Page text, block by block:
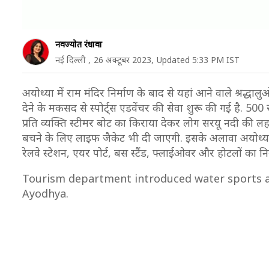
नवज्योत रंधावा
नई दिल्ली , 26 अक्टूबर 2023, Updated 5:33 PM IST
अयोध्या में राम मंदिर निर्माण के बाद से यहां आने वाले
देने के मकसद से स्पोर्ट्स एडवेंचर की सेवा शुरू की गई है. 500
प्रति व्यक्ति स्टीमर बोट का किराया देकर लोग सरयू नदी
बचने के लिए लाइफ जैकेट भी दी जाएगी. इसके अलावा
रेलवे स्टेशन, एयर पोर्ट, बस स्टैंड, फ्लाईओवर और होटलों का
Tourism department introduced water sports
Ayodhya.